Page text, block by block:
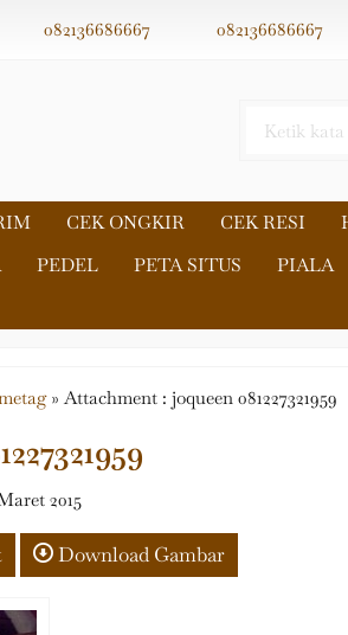
082136686667 082136686667
CEK ONGKIR CEK RESI
PEDEL PETA SITUS PIALA
» Attachment : joqueen 081227321959
2015
Download Gambar